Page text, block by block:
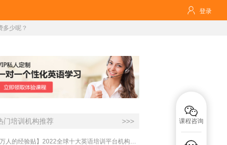
 登录

课程咨询
多少呢？
门培训机构推荐 >>>